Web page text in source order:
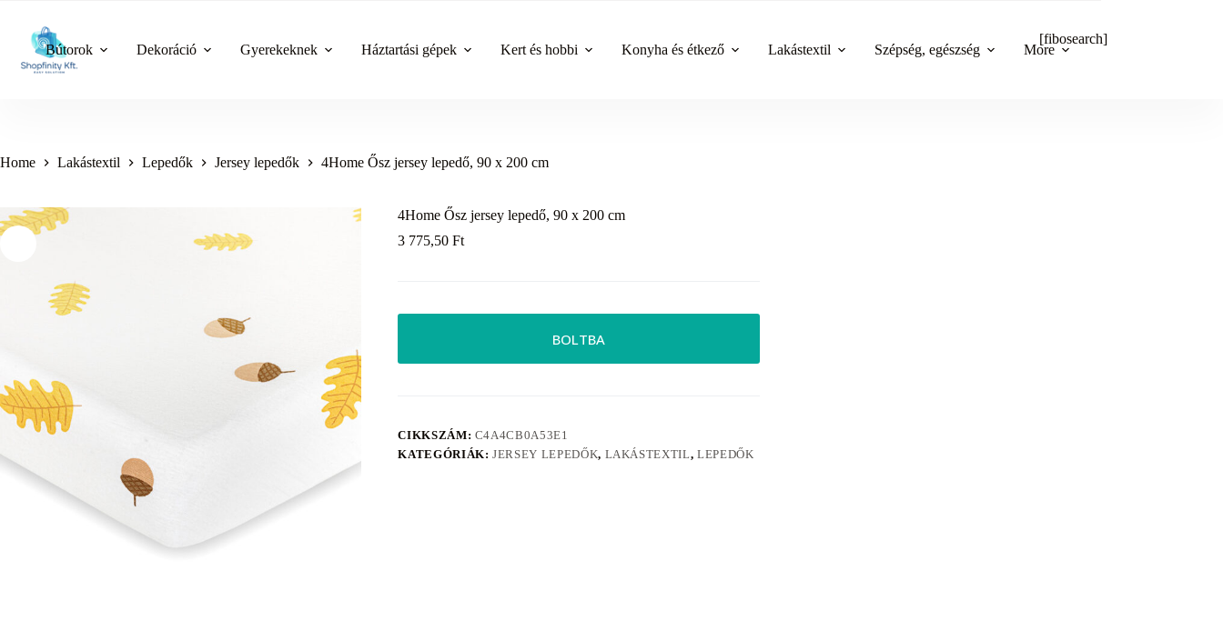
content
Bútorok Dekoráció Gyerekeknek Háztartási gépek Kert és hobbi Konyha és étkező Lakástextil Szépség, egészség More
[fibosearch]
Home Lakástextil Lepedők Jersey lepedők 4Home Ősz jersey lepedő, 90 x 200 cm
4Home Ősz jersey lepedő, 90 x 200 cm
3 775,50Ft
BOLTBA
CIKKSZÁM: C4A4CB0A53E1
KATEGÓRIÁK:JERSEY LEPEDŐK, LAKÁSTEXTIL,LEPEDŐK